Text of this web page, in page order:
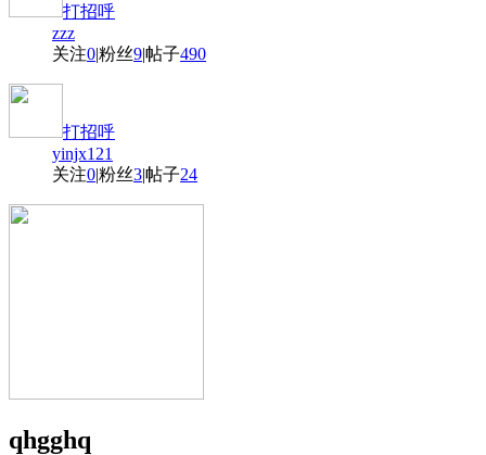
打招呼
zzz
关注0|粉丝9|帖子490
打招呼
yinjx121
关注0|粉丝3|帖子24
qhgghq